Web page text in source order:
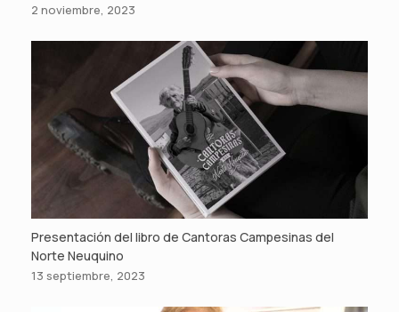
2 noviembre, 2023
Presentación del libro de Cantoras Campesinas del
Norte Neuquino
13 septiembre, 2023